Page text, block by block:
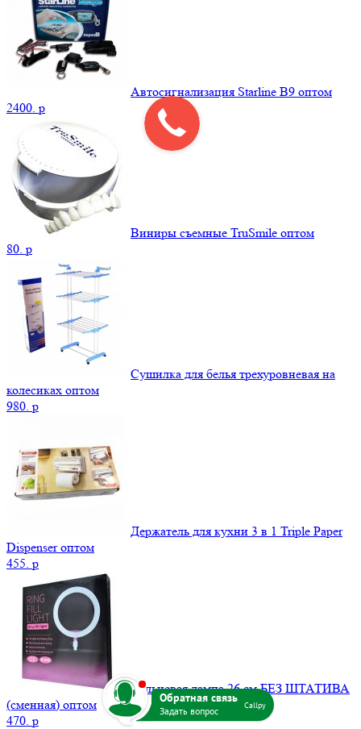
Автосигнализация Starline B9 оптом
2400. p
Виниры съемные TruSmile оптом
80. p
Сушилка для белья трехуровневая на
колесиках оптом
980. p
Держатель для кухни 3 в 1 Triple Paper
Dispenser оптом
455. p
Кольцевая лампа 26 см БЕЗ ШТАТИВА
(сменная) оптом
470. p
Callpy
b